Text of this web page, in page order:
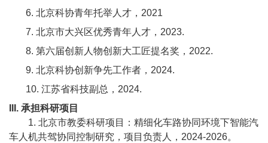
6. 北京科协青年托举人才，2021
7. 北京市大兴区优秀青年人才，2023.
8. 第六届创新人物创新大工匠提名奖，2022.
9. 北京科协创新争先工作者，2024.
10. 江苏省科技副总，2024.
III. 承担科研项目
1. 北京市教委科研项目：精细化车路协同环境下智能汽
车人机共驾协同控制研究， 项目负责人， 2024-2026。